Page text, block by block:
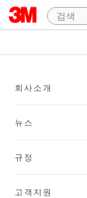
회사소개
뉴스
규정
고객지원